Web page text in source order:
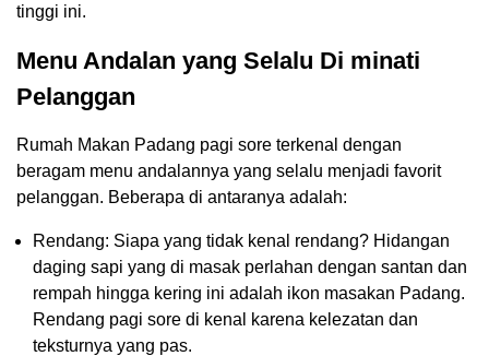
tinggi ini.
Menu Andalan yang Selalu Di minati
Pelanggan
Rumah Makan Padang pagi sore terkenal dengan
beragam menu andalannya yang selalu menjadi favorit
pelanggan. Beberapa di antaranya adalah:
Rendang: Siapa yang tidak kenal rendang? Hidangan
daging sapi yang di masak perlahan dengan santan dan
rempah hingga kering ini adalah ikon masakan Padang.
Rendang pagi sore di kenal karena kelezatan dan
teksturnya yang pas.